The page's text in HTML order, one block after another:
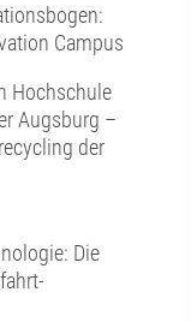
Campus
Hochschule
Augsburg –
der
Die